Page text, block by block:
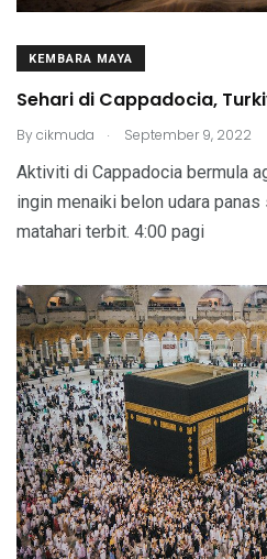
KEMBARA MAYA
Sehari di Cappadocia,
Bycikmuda . September 9, 2022
Aktiviti di Cappadocia bermula
ingin menaiki belon udara
matahari terbit. 4:00 pagi